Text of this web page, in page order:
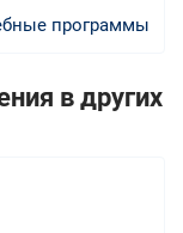
программы
в других